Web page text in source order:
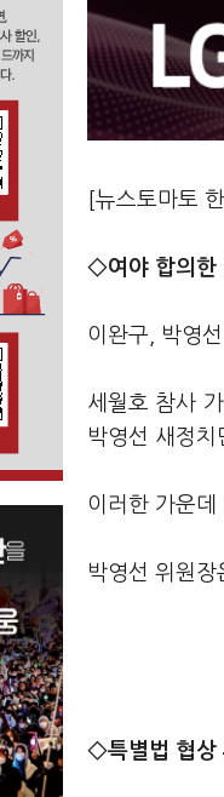
[뉴스토마토
◇여야 합의한
이완구, 박영
세월호 참사
박영선 새정
이러한 가운
박영선 위원
◇특별법 협상